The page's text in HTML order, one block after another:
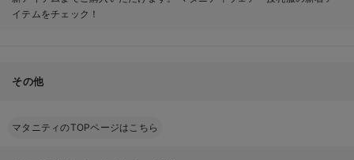
イテムをチェック！
その他
マタニティのTOPページはこちら